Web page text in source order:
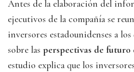
Antes de la elaboración del
ejecutivos de la compañía se
inversores estadounidenses a
sobre las perspectivas de futuro
estudio explica que los